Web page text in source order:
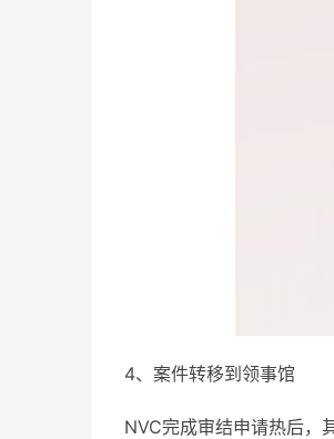
4、案件转移到领事馆
NVC完成审结申请热后，